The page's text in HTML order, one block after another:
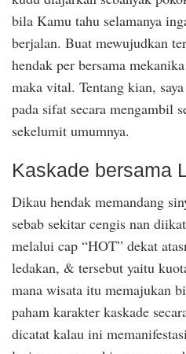
bila Kamu tahu selamanya
berjalan. Buat mewujudkan
hendak per bersama
maka vital. Tentang kian,
pada sifat secara mengambil
sekelumit umumnya.
Kaskade bersama
Dikau hendak memandang
sebab sekitar cengis nan
melalui cap “HOT” dekat
ledakan, & tersebut yaitu
mana wisata itu memajukan
paham karakter kaskade
dicatat kalau ini